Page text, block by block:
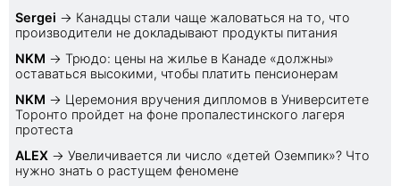
Sеrgei → Канадцы стали чаще жаловаться на то, что
производители не докладывают продукты питания
NKM → Трюдо: цены на жилье в Канаде «должны»
оставаться высокими, чтобы платить пенсионерам
NKM → Церемония вручения дипломов в Университете
Торонто пройдет на фоне пропалестинского лагеря
протеста
ALEX → Увеличивается ли число «детей Оземпик»? Что
нужно знать о растущем феномене